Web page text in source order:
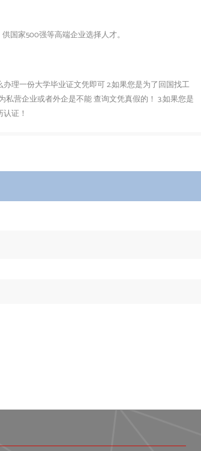
国家500强等高端企业选择人才。
理一份大学毕业证文凭即可 2.如果您是为了回国找工
营企业或者外企是不能 查询文凭真假的！ 3.如果您是
证！